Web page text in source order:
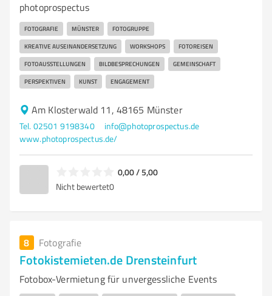
photoprospectus
FOTOGRAFIE MÜNSTER FOTOGRUPPE
KREATIVE AUSEINANDERSETZUNG WORKSHOPS FOTOREISEN
FOTOAUSSTELLUNGEN BILDBESPRECHUNGEN GEMEINSCHAFT
PERSPEKTIVEN KUNST ENGAGEMENT
Am Klosterwald 11, 48165 Münster
Tel. 02501 9198340
info@photoprospectus.de
www.photoprospectus.de/
0,00 / 5,00
Nicht bewertet0
8 Fotografie
Fotokistemieten.de Drensteinfurt
Fotobox-Vermietung für unvergessliche Events